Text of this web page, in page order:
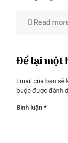
Read
Để lại một
Email của bạn sẽ
buộc được đánh
Bình luận *